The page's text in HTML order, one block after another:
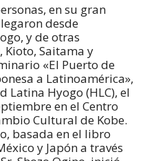
en su gran
desde
y de otras
Kioto, Saitama y
«El Puerto de
a Latinoamérica»,
Latina Hyogo (HLC), el
en el Centro
Cultural de Kobe.
basada en el libro
y Japón a través